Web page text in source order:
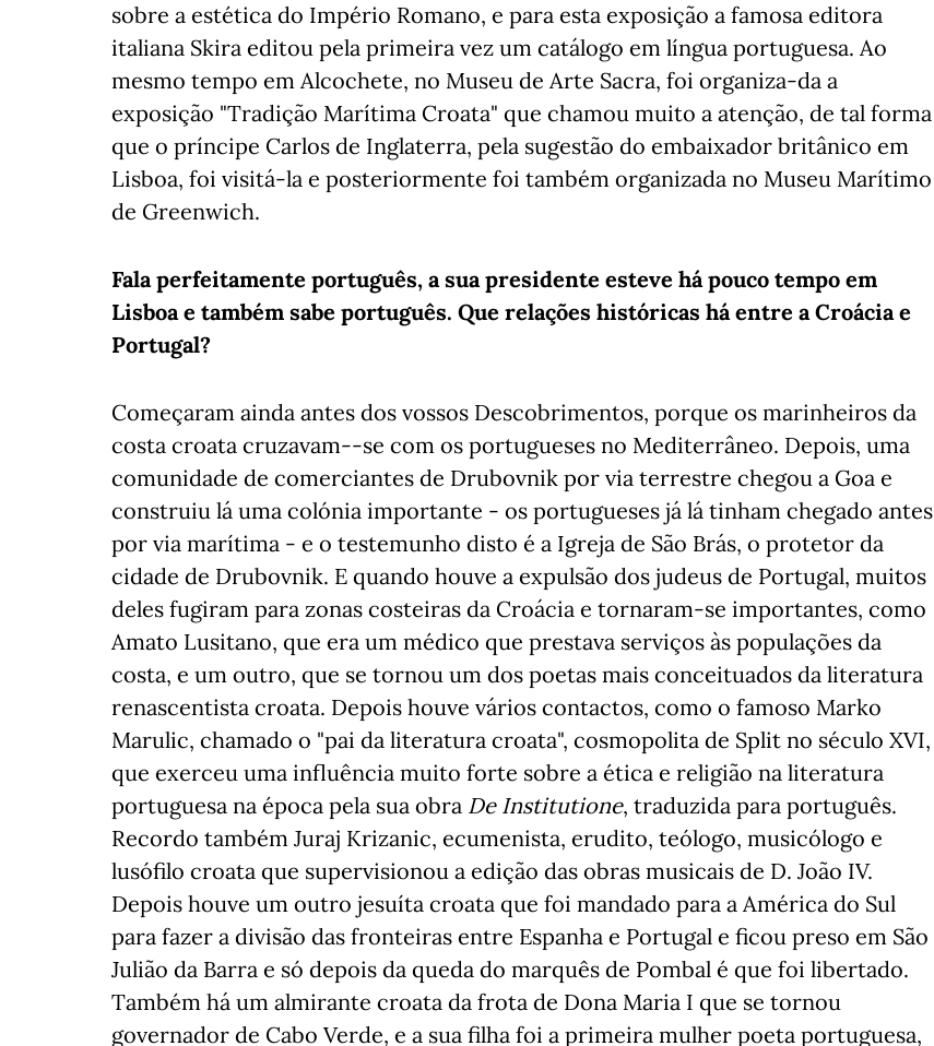
sobre a estética do Império Romano, e para esta exposição a famosa editora
italiana Skira editou pela primeira vez um catálogo em língua portuguesa. Ao
mesmo tempo em Alcochete, no Museu de Arte Sacra, foi organiza-da a
exposição "Tradição Marítima Croata" que chamou muito a atenção, de tal forma
que o príncipe Carlos de Inglaterra, pela sugestão do embaixador britânico em
Lisboa, foi visitá-la e posteriormente foi também organizada no Museu Marítimo
de Greenwich.
Fala perfeitamente português, a sua presidente esteve há pouco tempo em
Lisboa e também sabe português. Que relações históricas há entre a Croácia e
Portugal?
Começaram ainda antes dos vossos Descobrimentos, porque os marinheiros da
costa croata cruzavam--se com os portugueses no Mediterrâneo. Depois, uma
comunidade de comerciantes de Drubovnik por via terrestre chegou a Goa e
construiu lá uma colónia importante - os portugueses já lá tinham chegado antes
por via marítima - e o testemunho disto é a Igreja de São Brás, o protetor da
cidade de Drubovnik. E quando houve a expulsão dos judeus de Portugal, muitos
deles fugiram para zonas costeiras da Croácia e tornaram-se importantes, como
Amato Lusitano, que era um médico que prestava serviços às populações da
costa, e um outro, que se tornou um dos poetas mais conceituados da literatura
renascentista croata. Depois houve vários contactos, como o famoso Marko
Marulic, chamado o "pai da literatura croata", cosmopolita de Split no século XVI,
que exerceu uma influência muito forte sobre a ética e religião na literatura
portuguesa na época pela sua obra De Institutione, traduzida para português.
Recordo também Juraj Krizanic, ecumenista, erudito, teólogo, musicólogo e
lusófilo croata que supervisionou a edição das obras musicais de D. João IV.
Depois houve um outro jesuíta croata que foi mandado para a América do Sul
para fazer a divisão das fronteiras entre Espanha e Portugal e ficou preso em São
Julião da Barra e só depois da queda do marquês de Pombal é que foi libertado.
Também há um almirante croata da frota de Dona Maria I que se tornou
governador de Cabo Verde, e a sua filha foi a primeira mulher poeta portuguesa,